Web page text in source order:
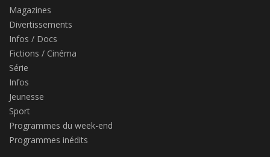
Magazines
Divertissements
Infos / Docs
Fictions / Cinéma
Série
Infos
Jeunesse
Sport
Programmes du week-end
Programmes inédits